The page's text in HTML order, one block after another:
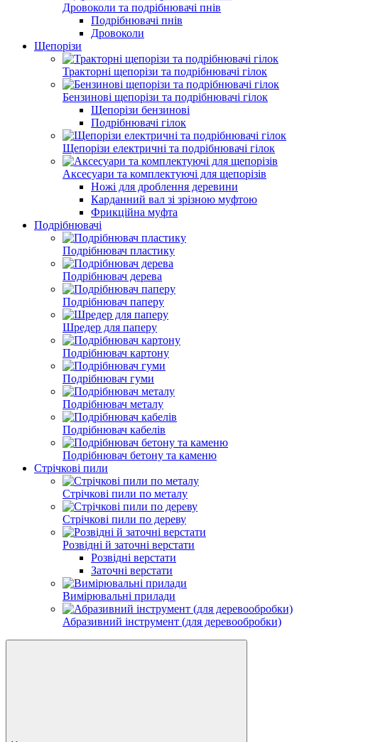
Дровоколи та подрібнювачі пнів
Подрібнювачі пнів
Дровоколи
Щепорізи
Тракторні щепорізи та подрібнювачі гілок
Бензинові щепорізи та подрібнювачі гілок
Щепорізи бензинові
Подрібнювачі гілок
Щепорізи електричні та подрібнювачі гілок
Аксесуари та комплектуючі для щепорізів
Ножі для дроблення деревини
Карданний вал зі зрізною муфтою
Фрикційна муфта
Подрібнювачі
Подрібнювач пластику
Подрібнювач дерева
Подрібнювач паперу
Шредер для паперу
Подрібнювач картону
Подрібнювач гуми
Подрібнювач металу
Подрібнювач кабелів
Подрібнювач бетону та каменю
Стрічкові пили
Стрічкові пили по металу
Стрічкові пили по дереву
Розвідні й заточні верстати
Розвідні верстати
Заточні верстати
Вимірювальні прилади
Абразивний інструмент (для деревообробки)